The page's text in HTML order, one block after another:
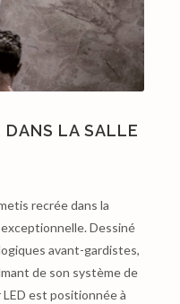
DANS LA SALLE
recrée dans la
Dessiné
avant-gardistes,
de son système de
LED est positionnée à